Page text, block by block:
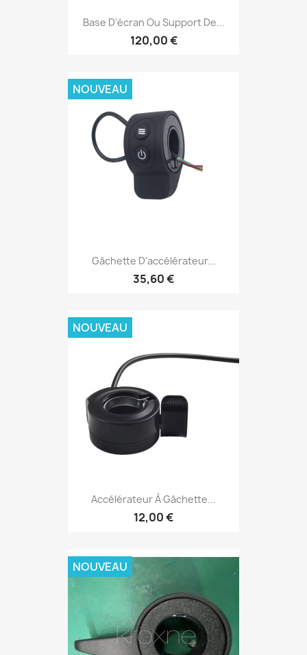
Base D'écran Ou Support De...
120,00 €
Gâchette D'accélérateur...
35,60 €
NOUVEAU
Accélérateur À Gâchette...
12,00 €
NOUVEAU
NOUVEAU